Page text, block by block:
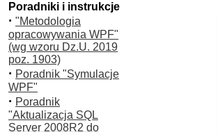
Poradniki i instrukcje
· "Metodologia
opracowywania WPF"
(wg wzoru Dz.U. 2019
poz. 1903)
· Poradnik "Symulacje
WPF"
· Poradnik
"Aktualizacja SQL
Server 2008R2 do